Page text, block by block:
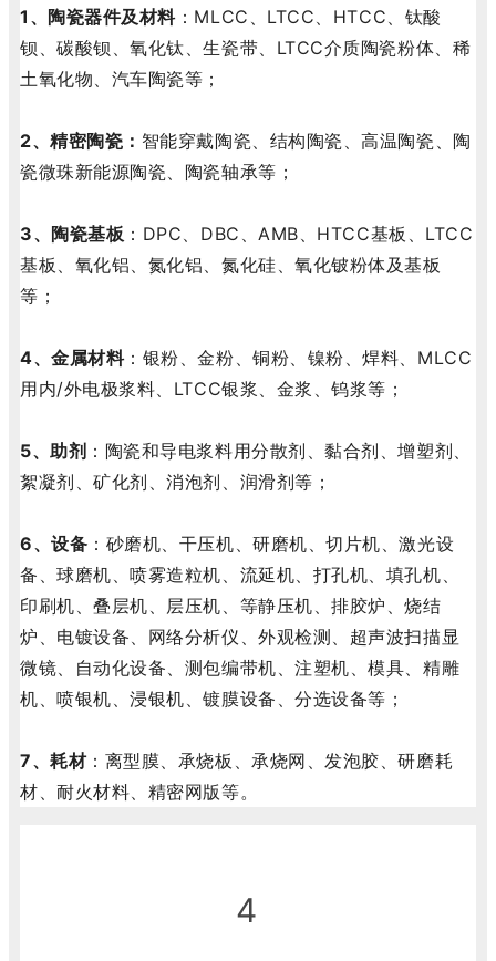
1、陶瓷器件及材料：MLCC、LTCC、HTCC、钛酸
钡、碳酸钡、氧化钛、生瓷带、LTCC介质陶瓷粉体、稀
土氧化物、汽车陶瓷等；
2、精密陶瓷： 智能穿戴陶瓷、结构陶瓷、高温陶瓷、陶
瓷微珠新能源陶瓷、陶瓷轴承等；
3、陶瓷基板 ：DPC、DBC、AMB、HTCC基板、LTCC
基板、氧化铝、氮化铝、氮化硅、氧化铍粉体及基板
等；
4、金属材料：银粉、金粉、铜粉、镍粉、焊料、MLCC
用内/外电极浆料、LTCC银浆、金浆、钨浆等；
5、助剂 ：陶瓷和导电浆料用分散剂、黏合剂、增塑剂、
絮凝剂、矿化剂、消泡剂、润滑剂等；
6、设备 ：砂磨机、干压机、研磨机、切片机、激光设
备、球磨机、喷雾造粒机、流延机、打孔机、填孔机、
印刷机、叠层机、层压机、等静压机、排胶炉、烧结
炉、电镀设备、网络分析仪、外观检测、超声波扫描显
微镜、自动化设备、测包编带机、注塑机、模具、精雕
机、喷银机、浸银机、镀膜设备、分选设备等；
7、耗材：离型膜、承烧板、承烧网、发泡胶、研磨耗
材、耐火材料、精密网版等。
4